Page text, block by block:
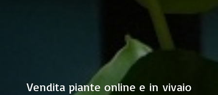
Vendita piante online e in vivaio